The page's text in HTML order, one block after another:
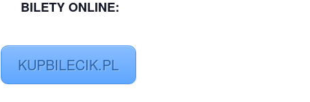
BILETY ONLINE:
KUPBILECIK.PL